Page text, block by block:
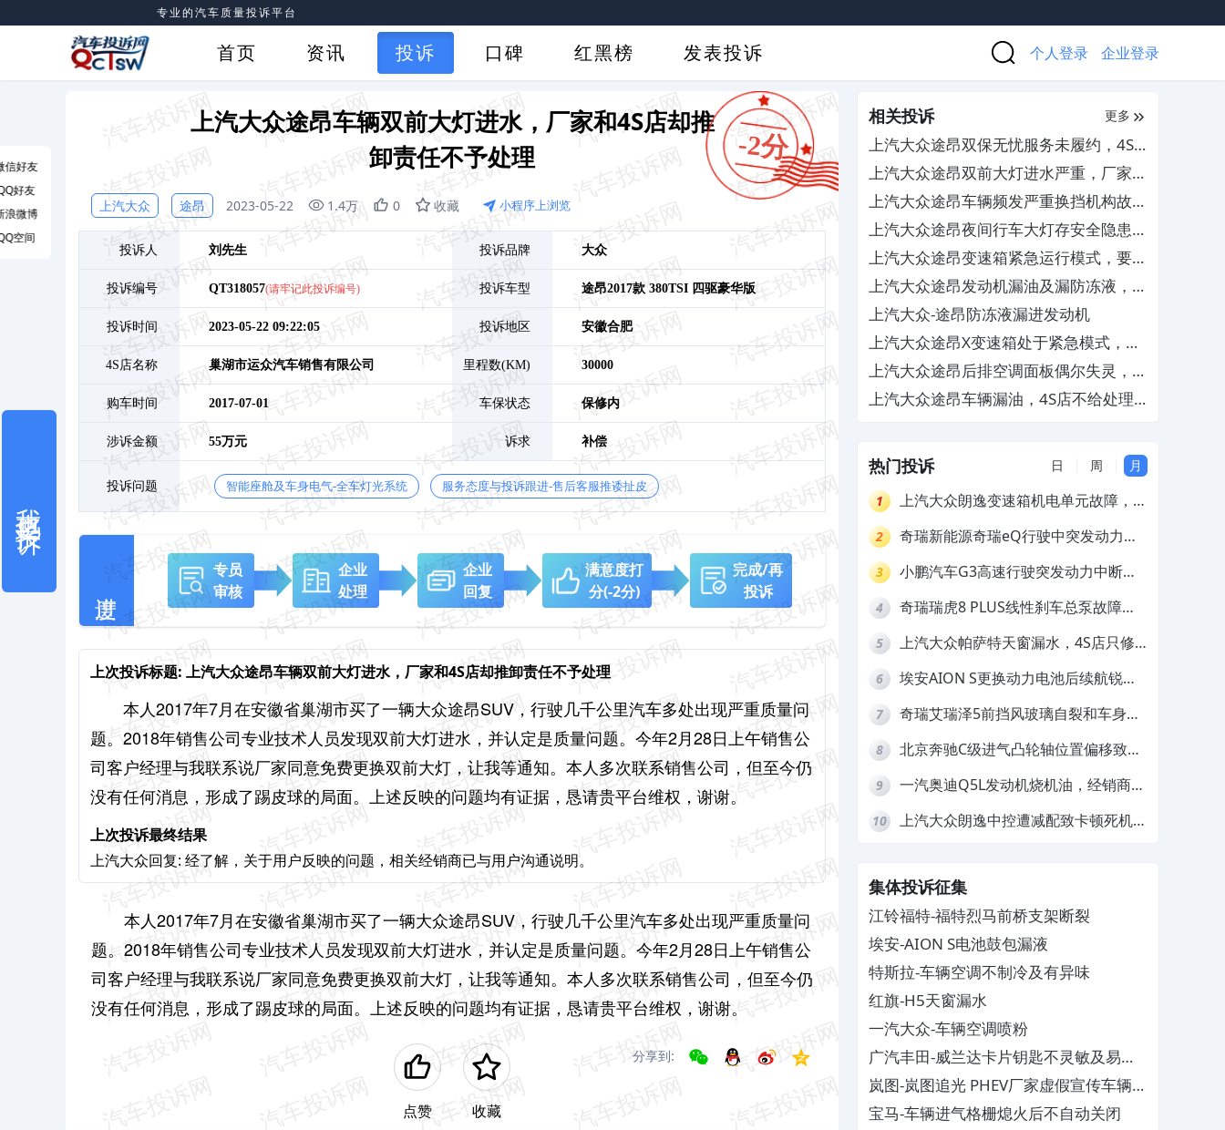
专业的汽车质量投诉平台
首页 资讯 投诉 口碑 红黑榜 发表投诉 个人登录 企业登录
-2分
上汽大众途昂车辆双前大灯进水，厂家和4S店却推
卸责任不予处理
上汽大众 途昂 2023-05-22 1.4万 0 收藏 小程序上浏览
投诉人 刘 先生 投诉品牌 大众
投诉编号 QT318057(请牢记此投诉编号) 投诉车型 途昂2017款 380TSI 四驱豪华版
投诉时间 2023-05-22 09:22:05 投诉地区 安徽合肥
4S店名称 巢湖市运众汽车销售有限公司 里程数(KM) 30000
购车时间 2017-07-01 车保状态 保修内
涉诉金额 55万元 诉求 补偿
投诉问题 智能座舱及车身电气-全车灯光系统 服务态度与投诉跟进-售后客服推诿扯皮
专员
审核
企业
处理
企业
回复
满意度打
分(-2分)
完成/再
投诉
上次投诉标题: 上汽大众途昂车辆双前大灯进水，厂家和4S店却推卸责任不予处理
本人2017年7月在安徽省巢湖市买了一辆大众途昂SUV，行驶几千公里汽车多处出现严重质量问
题。2018年销售公司专业技术人员发现双前大灯进水，并认定是质量问题。今年2月28日上午销售公
司客户经理与我联系说厂家同意免费更换双前大灯，让我等通知。本人多次联系销售公司，但至今仍
没有任何消息，形成了踢皮球的局面。上述反映的问题均有证据，恳请贵平台维权，谢谢。
上次投诉最终结果
上汽大众回复: 经了解，关于用户反映的问题，相关经销商已与用户沟通说明。
本人2017年7月在安徽省巢湖市买了一辆大众途昂SUV，行驶几千公里汽车多处出现严重质量问
题。2018年销售公司专业技术人员发现双前大灯进水，并认定是质量问题。今年2月28日上午销售公
司客户经理与我联系说厂家同意免费更换双前大灯，让我等通知。本人多次联系销售公司，但至今仍
没有任何消息，形成了踢皮球的局面。上述反映的问题均有证据，恳请贵平台维权，谢谢。
点赞 收藏
分享到:
相关投诉 更多
上汽大众途昂双保无忧服务未履约，4S
店跑路无人管
上汽大众途昂双前大灯进水严重，厂家和
4S店不负责任不处理
上汽大众途昂车辆频发严重换挡机构故
障，要求厂家予以退车
上汽大众途昂夜间行车大灯存安全隐患，
4S店无法调整解决
上汽大众途昂变速箱紧急运行模式，要求
免费更换TCU
上汽大众途昂发动机漏油及漏防冻液，
4S查不出原因无法解决
上汽大众-途昂防冻液漏进发动机
上汽大众途昂X变速箱处于紧急模式，导
致缺失奇数挡位
上汽大众途昂后排空调面板偶尔失灵，售
后置之不理
上汽大众途昂车辆漏油，4S店不给处理
热门投诉 日 周 月
1
上汽大众朗逸变速箱机电单元故障，厂
2
奇瑞新能源奇瑞eQ行驶中突发动力受
拒绝三电质保
3
小鹏汽车G3高速行驶突发动力中断，
4
奇瑞瑞虎8 PLUS线性刹车总泵故障，
5
上汽大众帕萨特天窗漏水，4S店只修
6
埃安AION S更换动力电池后续航锐
7
奇瑞艾瑞泽5前挡风玻璃自裂和车身多
8
北京奔驰C级进气凸轮轴位置偏移致发
9
一汽奥迪Q5L发动机烧机油，经销商推
10
上汽大众朗逸中控遭减配致卡顿死机，
集体投诉征集
江铃福特-福特烈马前桥支架断裂
埃安-AION S电池鼓包漏液
特斯拉-车辆空调不制冷及有异味
红旗-H5天窗漏水
一汽大众-车辆空调喷粉
广汽丰田-威兰达卡片钥匙不灵敏及易消
磁
岚图-岚图追光 PHEV厂家虚假宣传车辆配
置与功能
宝马-车辆进气格栅熄火后不自动关闭
信好友
好友
浪微博
空间